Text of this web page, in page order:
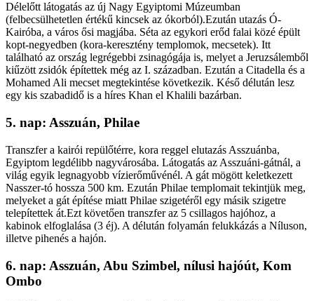
Délelőtt látogatás az új Nagy Egyiptomi Múzeumban
(felbecsülhetetlen értékű kincsek az ókorból).Ezután utazás Ó-
Kairóba, a város ősi magjába. Séta az egykori erőd falai közé épült
kopt-negyedben (kora-keresztény templomok, mecsetek). Itt
található az ország legrégebbi zsinagógája is, melyet a Jeruzsálemből
kiűzött zsidók építettek még az I. században. Ezután a Citadella és a
Mohamed Ali mecset megtekintése következik. Késő délután lesz
egy kis szabadidő is a híres Khan el Khalili bazárban.
5. nap: Asszuán, Philae
Transzfer a kairói repülőtérre, kora reggel elutazás Asszuánba,
Egyiptom legdélibb nagyvárosába. Látogatás az Asszuáni-gátnál, a
világ egyik legnagyobb vízierőművénél. A gát mögött keletkezett
Nasszer-tó hossza 500 km. Ezután Philae templomait tekintjük meg,
melyeket a gát építése miatt Philae szigetéről egy másik szigetre
telepítettek át.Ezt követően transzfer az 5 csillagos hajóhoz, a
kabinok elfoglalása (3 éj). A délután folyamán felukkázás a Níluson,
illetve pihenés a hajón.
6. nap: Asszuán, Abu Szimbel, nílusi hajóút, Kom
Ombo